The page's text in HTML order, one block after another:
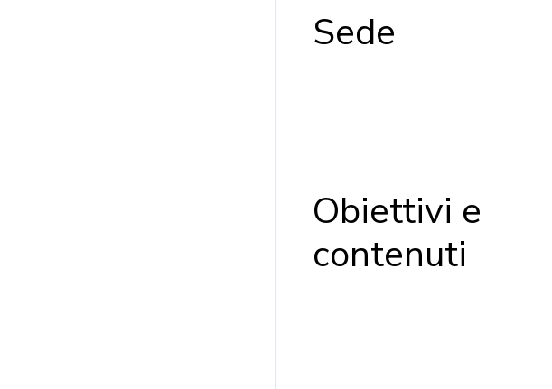
Sede
Obiettivi e
contenuti